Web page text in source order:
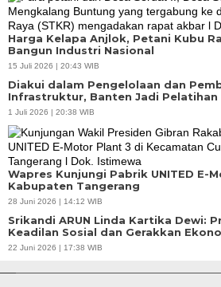
Harga Kelapa Anjlok, Petani Kubu
Bangun Industri Nasional
15 Juli 2026 | 20:43 WIB
Diakui dalam Pengelolaan dan
Infrastruktur, Banten Jadi
1 Juli 2026 | 20:38 WIB
Wapres Kunjungi Pabrik UNITED E-
Kabupaten Tangerang
28 Juni 2026 | 14:12 WIB
Srikandi ARUN Linda Kartika Dewi:
Keadilan Sosial dan Gerakkan
22 Juni 2026 | 17:38 WIB
APBD Tahun 2025 Anggarkan Rp200